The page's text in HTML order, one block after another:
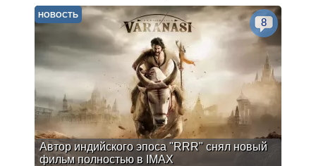
Автор индийского эпоса "RRR" снял новый
фильм полностью в IMAX
НОВОСТЬ
8